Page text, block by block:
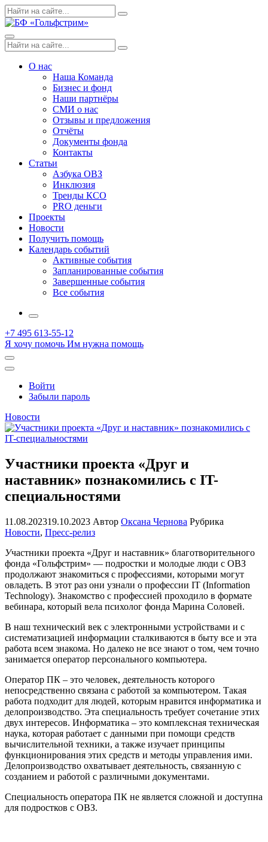
Skip
to
Поиск
по:
Search
Menu
Поиск
по:
Search
О нас
Наша Команда
Бизнес и фонд
Наши партнёры
СМИ о нас
Отзывы и предложения
Отчёты
Документы фонда
Контакты
Статьи
Азбука ОВЗ
Инклюзия
Тренды КСО
PRO деньги
Проекты
Новости
Получить помощь
Календарь событий
Активные события
Запланированные события
Завершенные события
Все события
More
+7 495 613-55-12
Я хочу помочь Им нужна помощь
Открыть
поиск
Профиль
Войти
Забыли пароль
Новости
Участники проекта «Друг и
наставник» познакомились с IT-
специальностями
11.08.202319.10.2023 Автор Оксана Чернова Рубрика
Новости, Пресс-релиз
Участники проекта «Друг и наставник» благотворительного
фонда «Гольфстрим» — подростки и молодые люди с ОВЗ
продолжают знакомиться с профессиями, которыми могут
овладеть. В этот раз они узнали о профессии IT (Information
Technology). Знакомство с профессией проходило в формате
вебинара, который вела психолог фонда Марина Соловей.
В наш технический век с электронными устройствами и с
систематизацией информации сталкиваются в быту все и эта
работа всем знакома. Но далеко не все знают о том, чем точно
занимается оператор персонального компьютера.
Оператор ПК – это человек, деятельность которого
непосредственно связана с работой за компьютером. Такая
работа подходит для людей, которым нравится информатика и
делопроизводство. Эта специальность требует сочетание этих
двух интересов. Информатика – это комплексная техническая
наука, которая работает с данными при помощи средств
вычислительной техники, а также изучает принципы
функционирования этих средств и методы управления ими.
Делопроизводство охватывает деятельность, связанную с
созданием и работой с различными документами.
Специальность оператора ПК не является сложной и доступна
для подростков с ОВЗ.